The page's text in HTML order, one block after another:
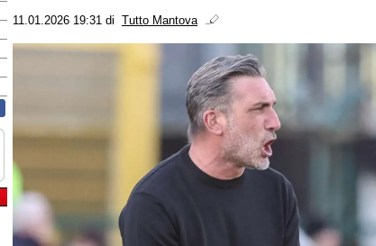
11.01.2026 19:31 di Tutto Mantova